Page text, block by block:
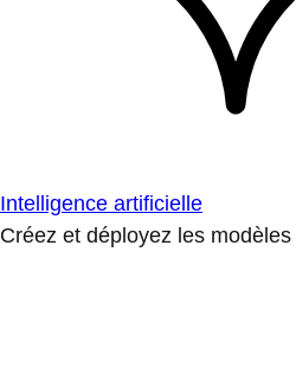
Intelligence artificielle
Créez et déployez les